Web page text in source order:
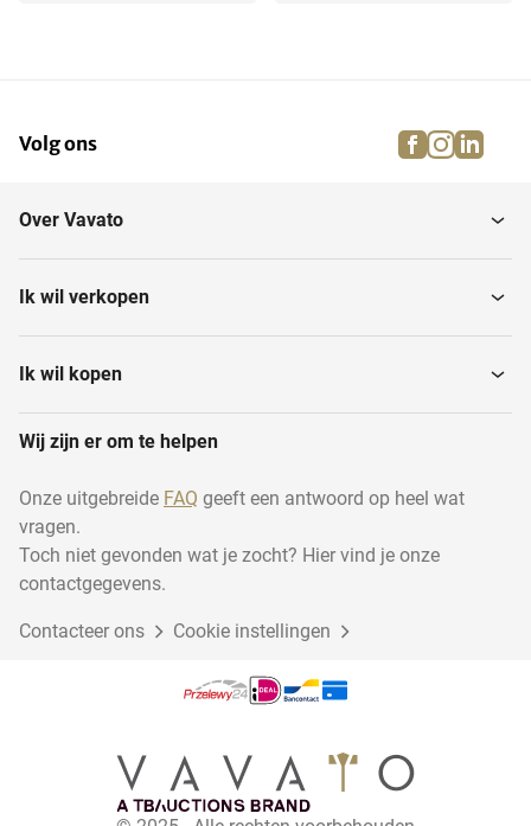
Partij kleding Paspoppen
Presentatievitrines
Winkelstellingen Stapelmanden
POS-systemen
Volg ons facebook
Over Vavato
Ik wil verkopen
Ik wil kopen
Wij zijn er om te helpen
Onze uitgebreide FAQ geeft een antwoord op heel wat
vragen.
Toch niet gevonden wat je zocht? Hier vind je onze
contactgegevens.
Contacteer ons Cookie instellingen